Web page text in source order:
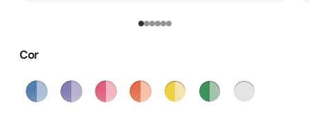
Cor
Azul Roxo Rosa LaranjaAmareloVerde Prateado